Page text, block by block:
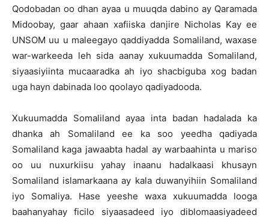
Qodobadan oo dhan ayaa u muuqda dabino ay Qaramada
Midoobay, gaar ahaan xafiiska danjire Nicholas Kay ee
UNSOM uu u maleegayo qaddiyadda Somaliland, waxase
war-warkeeda leh sida aanay xukuumadda Somaliland,
siyaasiyiinta mucaaradka ah iyo shacbiguba xog badan
uga hayn dabinada loo qoolayo qadiyadooda.
Xukuumadda Somaliland ayaa inta badan hadalada ka
dhanka ah Somaliland ee ka soo yeedha qadiyada
Somaliland kaga jawaabta hadal ay warbaahinta u mariso
oo uu nuxurkiisu yahay inaanu hadalkaasi khusayn
Somaliland islamarkaana ay kala duwanyihiin Somaliland
iyo Somaliya. Hase yeeshe waxa xukuumadda looga
baahanyahay ficilo siyaasadeed iyo diblomaasiyadeed